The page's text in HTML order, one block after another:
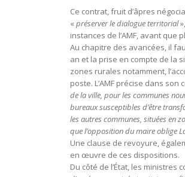
Ce contrat, fruit d’âpres
« préserver le dialogue territorial
instances de l’AMF, avant que
Au chapitre des avancées, il
an et la prise en compte de la
zones rurales notamment,
poste. L’AMF précise dans son
de la ville, pour les communes
bureaux susceptibles d’être
les autres communes, situées en
que l’opposition du maire oblige
Une clause de revoyure,
en œuvre de ces dispositions.
Du côté de l’État, les ministres